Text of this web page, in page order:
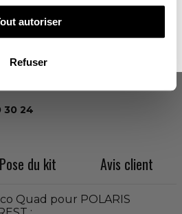
autoriser
Refuser
de remboursement
30 24
Pose du kit Avis client
Quad pour POLARIS